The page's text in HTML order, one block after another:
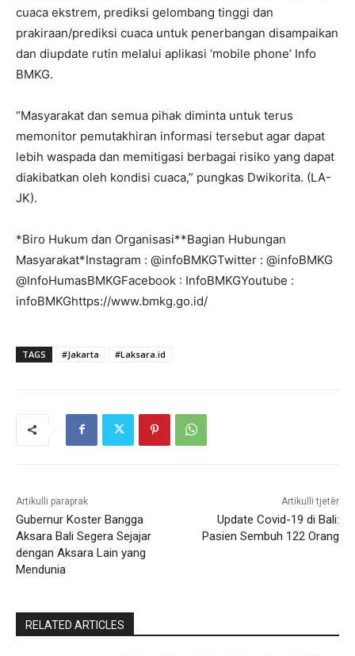
cuaca ekstrem, prediksi gelombang tinggi dan
prakiraan/prediksi cuaca untuk penerbangan disampaikan
dan diupdate rutin melalui aplikasi ‘mobile phone’ Info
BMKG.
“Masyarakat dan semua pihak diminta untuk terus
memonitor pemutakhiran informasi tersebut agar dapat
lebih waspada dan memitigasi berbagai risiko yang dapat
diakibatkan oleh kondisi cuaca,” pungkas Dwikorita. (LA-
JK).
*Biro Hukum dan Organisasi**Bagian Hubungan
Masyarakat*Instagram : @infoBMKGTwitter : @infoBMKG
@InfoHumasBMKGFacebook : InfoBMKGYoutube :
infoBMKGhttps://www.bmkg.go.id/
TAGS #Jakarta #Laksara.id
Artikulli paraprak
Gubernur Koster Bangga
Aksara Bali Segera Sejajar
dengan Aksara Lain yang
Mendunia
Artikulli tjetër
Update Covid-19 di Bali:
Pasien Sembuh 122 Orang
RELATED ARTICLES